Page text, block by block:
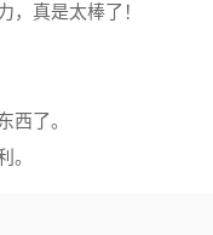
，真是太棒了！
西了。
。